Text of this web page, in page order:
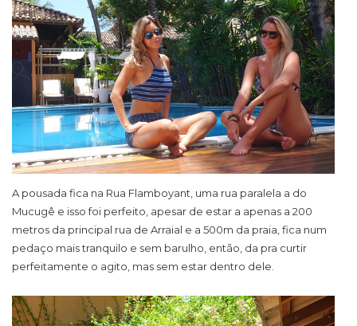
A pousada fica na Rua Flamboyant, uma rua paralela a do
Mucugê e isso foi perfeito, apesar de estar a apenas a 200
metros da principal rua de Arraial e a 500m da praia, fica num
pedaço mais tranquilo e sem barulho, então, da pra curtir
perfeitamente o agito, mas sem estar dentro dele.